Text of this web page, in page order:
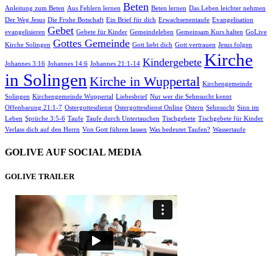
Anleitung zum Beten Aus Fehlern lernen Beten Beten lernen Das Leben leichter nehmen
Der Weg Jesus Die Frohe Botschaft Ein Brief für dich Erwachsenentaufe Evangelisation
evangelisieren Gebet Gebete für Kinder Gemeindeleben Gemeinsam Kurs halten GoLive
Kirche Solingen Gottes Gemeinde Gott liebt dich Gott vertrauen Jesus folgen
Johannes 3:16 Johannes 14:6 Johannes 21:1-14 Kindergebete Kirche
in Solingen Kirche in Wuppertal Kirchengemeinde
Solingen Kirchengemeinde Wuppertal Liebesbrief Nur wer die Sehnsucht kennt
Offenbarung 21:1-7 Ostergottesdienst Ostergottesdienst Online Ostern Sehnsucht Sinn im
Leben Sprüche 3:5-6 Taufe Taufe durch Untertauchen Tischgebete Tischgebete für Kinder
Verlass dich auf den Herrn Von Gott führen lassen Was bedeutet Taufen? Wassertaufe
GOLIVE AUF SOCIAL MEDIA
GOLIVE TRAILER